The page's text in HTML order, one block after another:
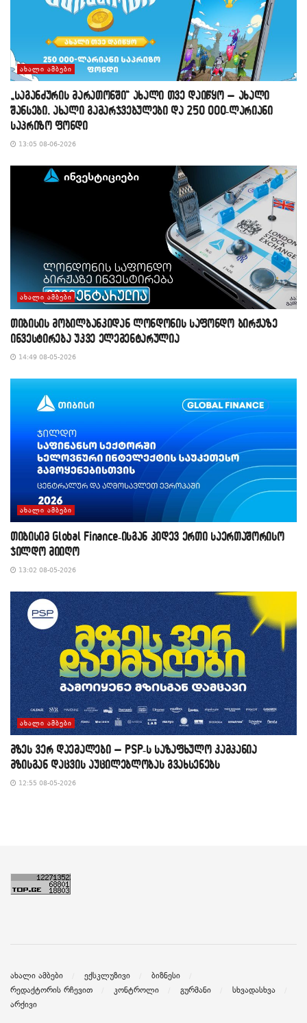
ᲐᲮᲐᲚᲘ ᲐᲛᲑᲔᲑᲘ
„საგანძურის მარათონში“ ახალი თვე დაიწყო – ახალი
შანსები, ახალი გამარჯვებულები და 250 000-ლარიანი
საპრიზო ფონდი
13:05 08-06-2026
ᲐᲮᲐᲚᲘ ᲐᲛᲑᲔᲑᲘ
თიბისის მობილბანკიდან ლონდონის საფონდო ბირჟაზე
ინვესტირება უკვე ელემენტარულია
14:49 08-05-2026
ᲐᲮᲐᲚᲘ ᲐᲛᲑᲔᲑᲘ
თიბისიმ Global Finance-ისგან კიდევ ერთი საერთაშორისო
ჯილდო მიიღო
13:02 08-05-2026
ᲐᲮᲐᲚᲘ ᲐᲛᲑᲔᲑᲘ
მზეს ვერ დაემალები – PSP-ს საზაფხულო კამპანია
მზისგან დაცვის აუცილებლობას გვახსენებს
12:55 08-05-2026
ახალი ამბები ექსკლუზივი
ბიზნესი
რედაქტორის რჩევით
კონტროლი გურმანი
სხვადასხვა
არქივი